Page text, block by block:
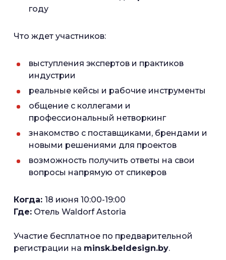
году
Что ждет участников:
выступления экспертов и практиков
индустрии
реальные кейсы и рабочие инструменты
общение с коллегами и
профессиональный нетворкинг
знакомство с поставщиками, брендами и
новыми решениями для проектов
возможность получить ответы на свои
вопросы напрямую от спикеров
Когда: 18 июня 10:00-19:00
Где: Отель Waldorf Astoria
Участие бесплатное по предварительной
регистрации на minsk.beldesign.by.